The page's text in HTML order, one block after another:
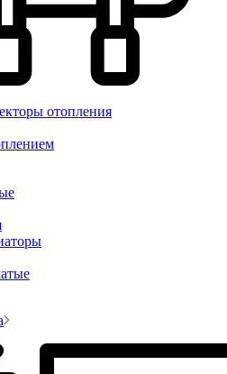
отопления